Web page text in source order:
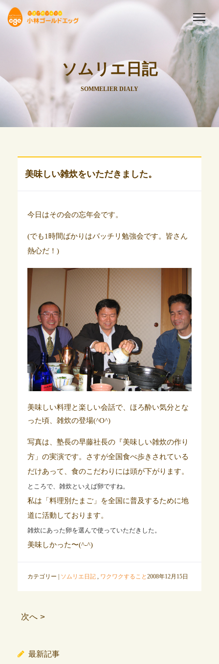
ソムリエ日記
SOMMELIER DIALY
美味しい雑炊をいただきました。
今日はその会の忘年会です。
(でも1時間ばかりはバッチリ勉強会です。皆さん
熱心だ！)
美味しい料理と楽しい会話で、ほろ酔い気分とな
った頃、雑炊の登場(^O^)
写真は、塾長の早藤社長の『美味しい雑炊の作り
方」の実演です。さすが全国食べ歩きされている
だけあって、食のこだわりには頭が下がります。
ところで、雑炊といえば卵ですね。
私は「料理別たまご」を全国に普及するために地
道に活動しております。
雑炊にあった卵を選んで使っていただきした。
美味しかった〜(^-^)
カテゴリー | ソムリエ日記, ワクワクすること 2008年12月15日
次へ >
最新記事